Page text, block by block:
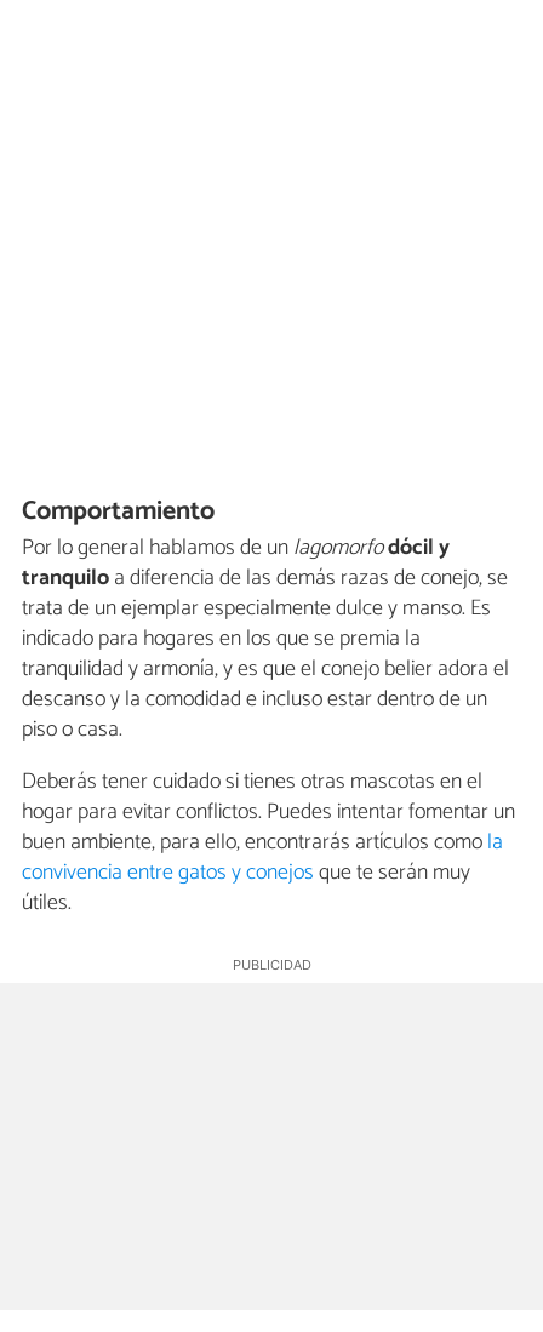
Comportamiento
Por lo general hablamos de unlagomorfodócil y
tranquiloa diferencia de las demás razas de conejo, se
trata de un ejemplar especialmente dulce y manso. Es
indicado para hogares en los que se premia la
tranquilidad y armonía, y es que el conejo belier adora el
descanso y la comodidad e incluso estar dentro de un
piso o casa.
Deberás tener cuidado si tienes otras mascotas en el
hogar para evitar conflictos. Puedes intentar fomentar un
buen ambiente, para ello, encontrarás artículos comola
convivencia entre gatos y conejosque te serán muy
útiles.